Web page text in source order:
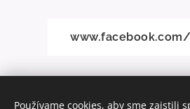
Používame cookies, aby sme zaistili